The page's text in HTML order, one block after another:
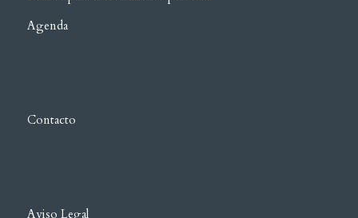
Agenda
Contacto
Aviso Legal